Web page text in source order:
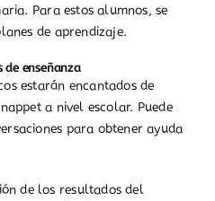
Para estos alumnos, se
de aprendizaje.
enseñanza
estarán encantados de
a nivel escolar. Puede
para obtener ayuda
de los resultados del